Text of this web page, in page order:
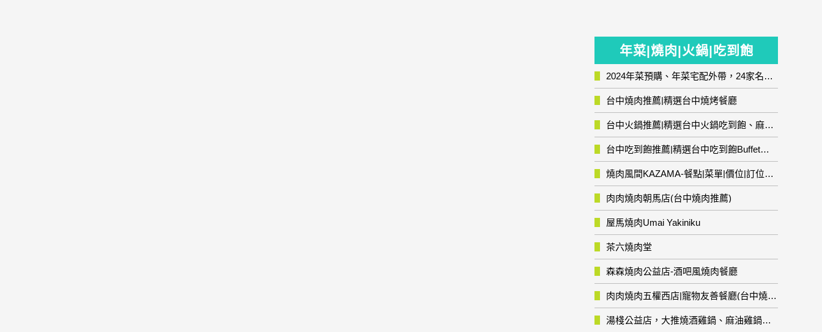
年菜|燒肉|火鍋|吃到飽
2024年菜預購、年菜宅配外帶，24家名店年菜推薦整理，圍爐輕鬆上菜團圓趣
台中燒肉推薦|精選台中燒烤餐廳
台中火鍋推薦|精選台中火鍋吃到飽、麻辣鍋、鴛鴦鍋、石頭火鍋、酸菜白肉鍋、海鮮鍋、燒酒雞、麻油雞、壽喜燒等熱門人氣火鍋店!
台中吃到飽推薦|精選台中吃到飽Buffet自助餐廳
燒肉風間KAZAMA-餐點|菜單|價位|訂位資訊
肉肉燒肉朝馬店(台中燒肉推薦)
屋馬燒肉Umai Yakiniku
茶六燒肉堂
森森燒肉公益店-酒吧風燒肉餐廳
肉肉燒肉五權西店|寵物友善餐廳(台中燒肉推薦)
湯棧公益店，大推燒酒雞鍋、麻油雞鍋暖暖有夠補